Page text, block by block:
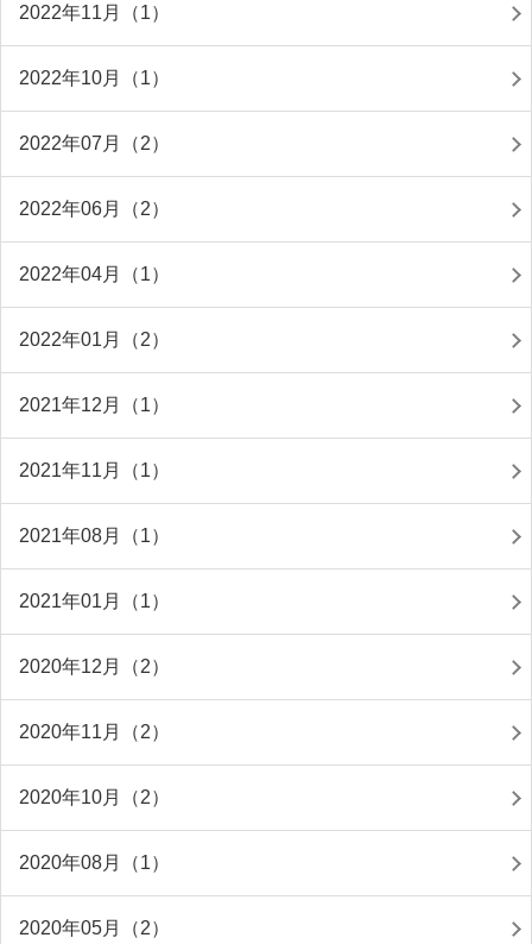
2022年11月（1）
2022年10月（1）
2022年07月（2）
2022年06月（2）
2022年04月（1）
2022年01月（2）
2021年12月（1）
2021年11月（1）
2021年08月（1）
2021年01月（1）
2020年12月（2）
2020年11月（2）
2020年10月（2）
2020年08月（1）
2020年05月（2）